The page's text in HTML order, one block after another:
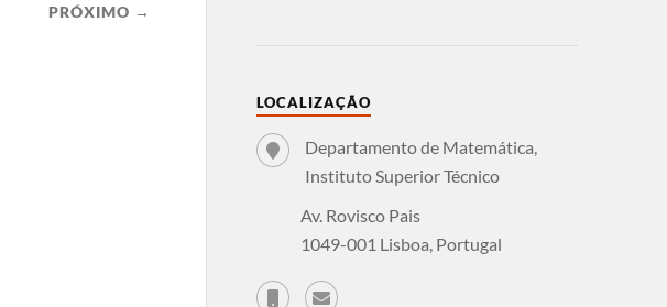
PRÓXIMO →
LOCALIZAÇÃO
Departamento de Matemática,
Instituto Superior Técnico
Av. Rovisco Pais
1049-001 Lisboa, Portugal